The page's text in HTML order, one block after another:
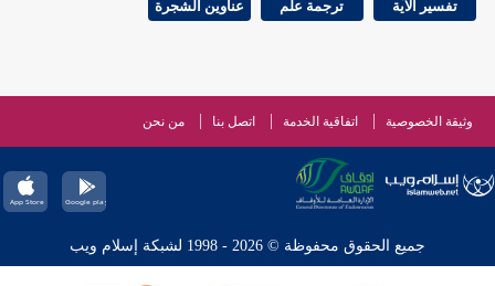
تفسير الآية ترجمة علم عناوين الشجرة
وثيقة الخصوصية اتفاقية الخدمة اتصل بنا من نحن
جميع الحقوق محفوظة © 2026 - 1998 لشبكة إسلام ويب